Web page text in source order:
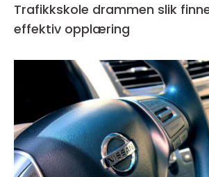
Trafikkskole drammen slik finner du trygg og
effektiv opplæring